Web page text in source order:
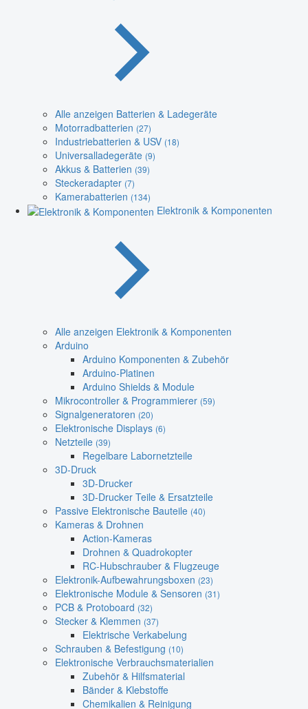
Alle anzeigen Batterien & Ladegeräte
Motorradbatterien (27)
Industriebatterien & USV (18)
Universalladegeräte (9)
Akkus & Batterien (39)
Steckeradapter (7)
Kamerabatterien (134)
Elektronik & Komponenten
Alle anzeigen Elektronik & Komponenten
Arduino
Arduino Komponenten & Zubehör
Arduino-Platinen
Arduino Shields & Module
Mikrocontroller & Programmierer (59)
Signalgeneratoren (20)
Elektronische Displays (6)
Netzteile (39)
Regelbare Labornetzteile
3D-Druck
3D-Drucker
3D-Drucker Teile & Ersatzteile
Passive Elektronische Bauteile (40)
Kameras & Drohnen
Action-Kameras
Drohnen & Quadrokopter
RC-Hubschrauber & Flugzeuge
Elektronik-Aufbewahrungsboxen (23)
Elektronische Module & Sensoren (31)
PCB & Protoboard (32)
Stecker & Klemmen (37)
Elektrische Verkabelung
Schrauben & Befestigung (10)
Elektronische Verbrauchsmaterialien
Zubehör & Hilfsmaterial
Bänder & Klebstoffe
Chemikalien & Reinigung